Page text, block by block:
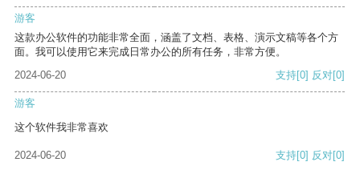
游客
这款办公软件的功能非常全面，涵盖了文档、表格、演示文稿等各个方
面。我可以使用它来完成日常办公的所有任务，非常方便。
2024-06-20
支持[0] 反对[0]
游客
这个软件我非常喜欢
2024-06-20 支持[0] 反对[0]